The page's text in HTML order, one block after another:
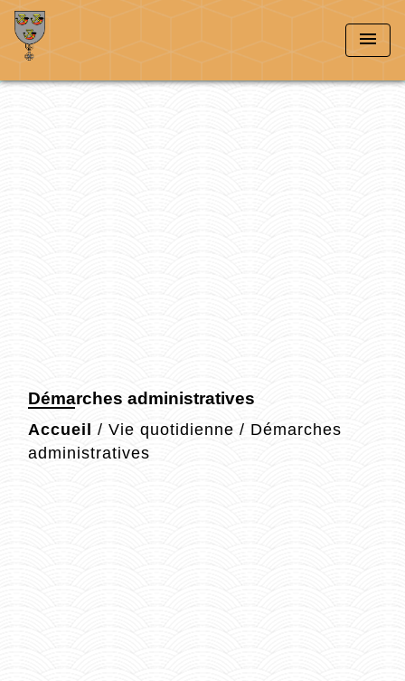
menu
Démarches administratives
Accueil / Vie quotidienne / Démarches
administratives